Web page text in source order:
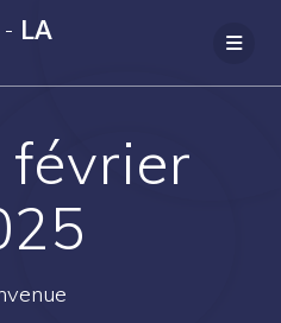
au
- LA
février